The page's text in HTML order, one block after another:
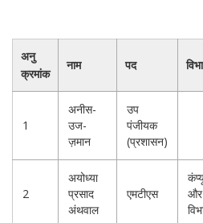
अनु
क्रमांक
नाम पद
1
अनीस-
उज-
ज़मान
उप
पंजीयक
(प्रशासन)
2
अयोध्या
प्रसाद
अंथवाल
एमटीएस
और